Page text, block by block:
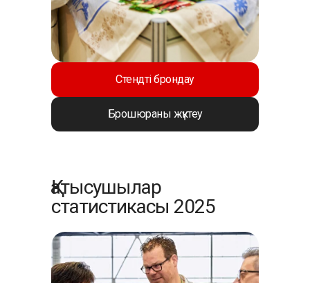
Стендті брондау
Брошюраны жүктеу
Қатысушылар
статистикасы 2025